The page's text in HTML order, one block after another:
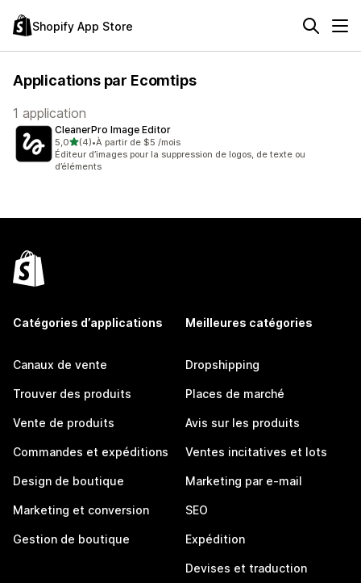
Shopify App Store
Applications par Ecomtips
1 application
CleanerPro Image Editor
5,0étoile(s) sur 5
(4)
4 avis au total
•À partir de $5 /mois
Éditeur d’images pour la suppression de logos, de texte ou
d’éléments
Catégories d’applications
Canaux de vente
Trouver des produits
Vente de produits
Commandes et expéditions
Design de boutique
Marketing et conversion
Gestion de boutique
Meilleures catégories
Dropshipping
Places de marché
Avis sur les produits
Ventes incitatives et lots
Marketing par e-mail
SEO
Expédition
Devises et traduction